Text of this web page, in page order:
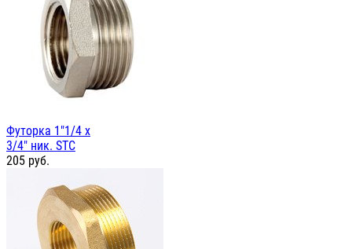
Футорка 1"1/4 х
3/4" ник. STC
205 руб.